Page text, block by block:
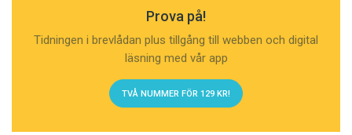
Prova på!
Tidningen i brevlådan plus tillgång till webben och digital
läsning med vår app
TVÅ NUMMER FÖR 129 KR!